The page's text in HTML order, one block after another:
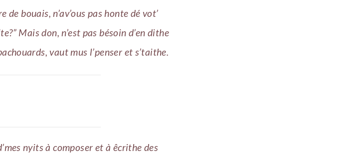
de bouais, n’av’ous pas honte dé vot’
Mais don, n’est pas bésoin d’en dithe
vaut mus l’penser et s’taithe.
nyits à composer et à êcrithe des